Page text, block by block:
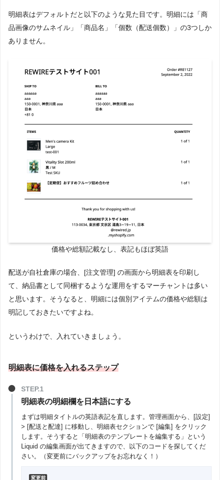
明細表はデフォルトだと以下のような見た目です。明細には「商
品画像のサムネイル」「商品名」「個数（配送個数）」の3つしか
ありません。
価格や総額記載なし、表記もほぼ英語
配送が自社倉庫の場合、[注文管理] の画面から明細表を印刷し
て、納品書として同梱するような運用をするマーチャントは多い
と思います。そうなると、明細には個別アイテムの価格や総額は
明記しておきたいですよね。
というわけで、入れていきましょう。
明細表に価格を入れるステップ
明細表の明細欄を日本語にする
まずは明細タイトルの英語表記を直します。管理画面から、[設定]
> [配送と配達] に移動し、明細表セクションで [編集] をクリック
します。そうすると「明細表のテンプレートを編集する」という
Liquid の編集画面が出てきますので、以下のコードを探してくだ
さい。（変更前にバックアップをお忘れなく！）
変更前